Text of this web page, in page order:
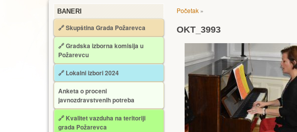
BANERI
🔗 Skupština Grada Požarevca
🔗Gradska izborna komisija u
Požarevcu
🔗 Lokalni izbori 2024
Anketa o proceni
javnozdravstvenih potreba
🔗 Kvalitet vazduha na teritoriji
grada Požarevca
Početak »
OKT_3993